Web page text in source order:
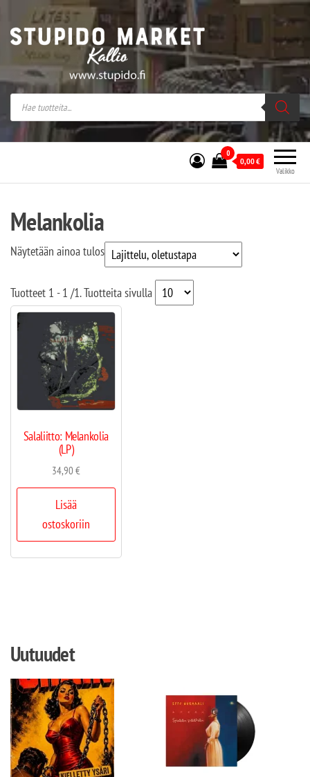
Stupido Market – verkossa ja kivijalassa
Stupido Market on vaihtoehtomusaan
erikoistunut verkko- sekä
kivijalkakauppa Helsingissä Kallion
sydämessä.
Valikko
0
0,00€
Melankolia
Näytetään ainoa tulos
Tuotteet 1 - 1 /1. Tuotteita sivulla
Salaliitto: Melankolia
(LP)
34,90€
Lisää
ostoskoriin
Uutuudet